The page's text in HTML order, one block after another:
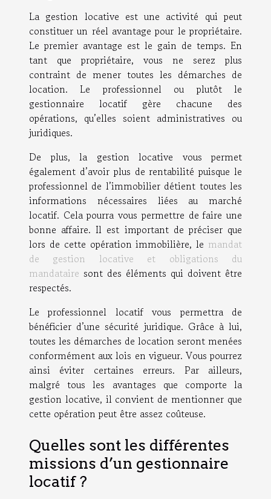
La gestion locative est une activité qui peut
constituer un réel avantage pour le propriétaire.
Le premier avantage est le gain de temps. En
tant que propriétaire, vous ne serez plus
contraint de mener toutes les démarches de
location. Le professionnel ou plutôt le
gestionnaire locatif gère chacune des
opérations, qu’elles soient administratives ou
juridiques.
De plus, la gestion locative vous permet
également d’avoir plus de rentabilité puisque le
professionnel de l’immobilier détient toutes les
informations nécessaires liées au marché
locatif. Cela pourra vous permettre de faire une
bonne affaire. Il est important de préciser que
lors de cette opération immobilière, le mandat
de gestion locative et obligations du
mandataire sont des éléments qui doivent être
respectés.
Le professionnel locatif vous permettra de
bénéficier d’une sécurité juridique. Grâce à lui,
toutes les démarches de location seront menées
conformément aux lois en vigueur. Vous pourrez
ainsi éviter certaines erreurs. Par ailleurs,
malgré tous les avantages que comporte la
gestion locative, il convient de mentionner que
cette opération peut être assez coûteuse.
Quelles sont les différentes
missions d’un gestionnaire
locatif ?